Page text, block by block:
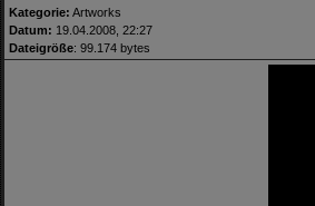
Kategorie: Artworks
Datum: 19.04.2008, 22:27
Dateigröße: 99.174 bytes